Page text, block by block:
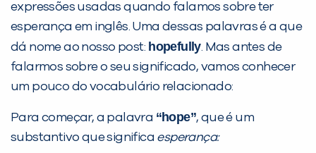
expressões usadas quando falamos sobre ter
esperança em inglês. Uma dessas palavras é a que
dá nome ao nosso post: hopefully. Mas antes de
falarmos sobre o seu significado, vamos conhecer
um pouco do vocabulário relacionado:
Para começar, a palavra “hope”, que é um
substantivo que significa esperança: